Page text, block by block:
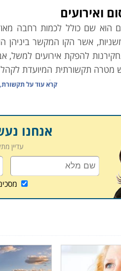
ואירועים
הוא שם כולל לכמות רחבה
אשר הקו המקשר
להפקת אירועים למשל,
מטרה תקשורתית המיועדת
ומיומנויות לקיים
תוכלו למצוא מספר
ובמיוחד בכל הנוגע
מההתעסקות המתישה, ופשוט
רחב של כישורי תקשורת, בין אם
קרא עוד על תקשורת,
אנחנו
עדיין